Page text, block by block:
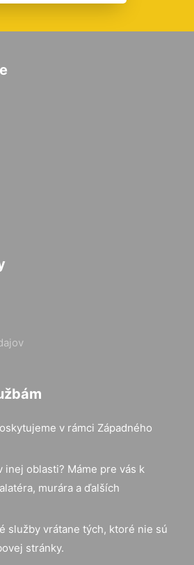
v rámci Západného
oblasti? Máme pre vás k
murára a ďalších
služby vrátane tých, ktoré nie sú
stránky.